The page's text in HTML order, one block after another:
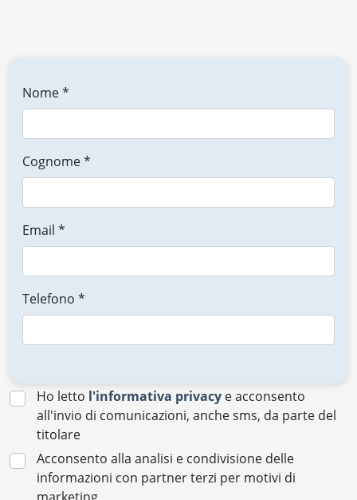
Nome *
Cognome *
Email *
Telefono *
Ho letto l'informativa privacy e acconsento
all'invio di comunicazioni, anche sms, da parte del
titolare
Acconsento alla analisi e condivisione delle
informazioni con partner terzi per motivi di